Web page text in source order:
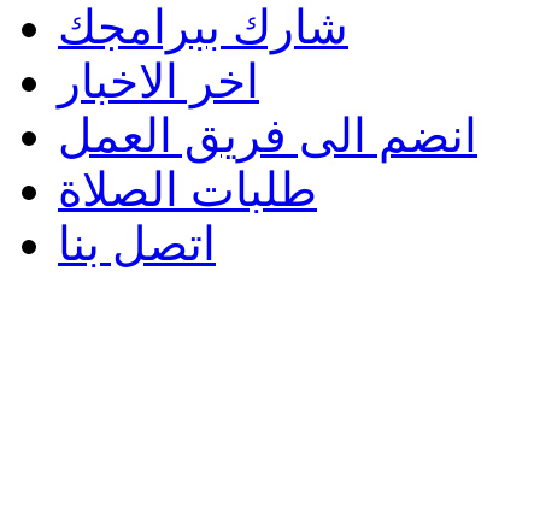
شارك ببرامجك
اخر الاخبار
انضم الى فريق العمل
طلبات الصلاة
اتصل بنا